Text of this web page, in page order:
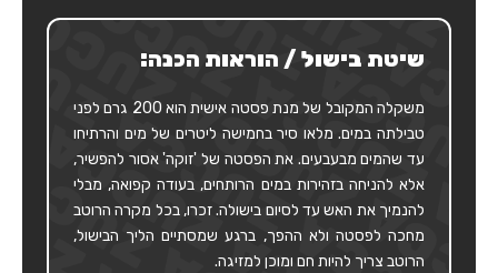
שיטת בישול / הוראות הכנה:
משקלה המקובל של מנת פסטה אישית הוא 200 גרם לפני
טבילתה במים. מלאו סיר בחמישה ליטרים של מים והרתיחו
עד שהמים מבעבעים. את הפסטה של 'זוקה' אסור להפשיר,
אלא להניחה בזהירות במים הרותחים, בעודה קפואה, מבלי
להנמיך את האש עד לסיום בישולה. זכרו, בכל מקרה הרוטב
מחכה לפסטה ולא ההפך, ברגע שמסתיים הליך הבישול,
הרוטב צריך להיות חם ומוכן למזיגה.